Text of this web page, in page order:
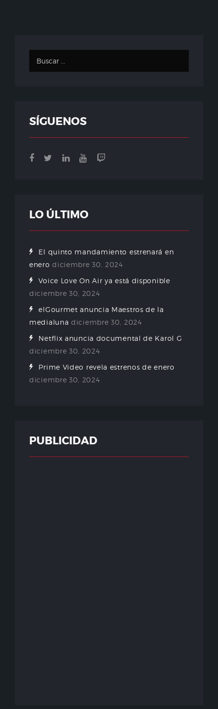
SÍGUENOS
LO ÚLTIMO
El quinto mandamiento estrenará en
enero diciembre 30, 2024
Voice Love On Air ya está disponible
diciembre 30, 2024
elGourmet anuncia Maestros de la
medialuna diciembre 30, 2024
Netflix anuncia documental de Karol G
diciembre 30, 2024
Prime Video revela estrenos de enero
diciembre 30, 2024
PUBLICIDAD